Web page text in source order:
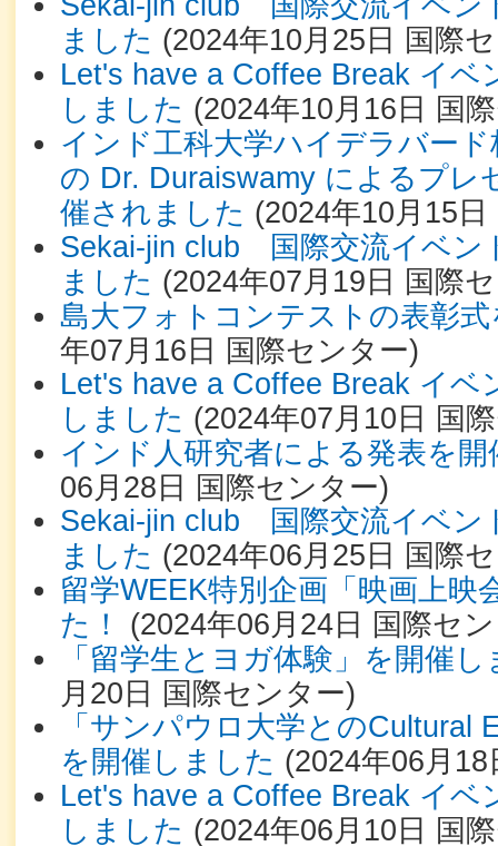
ました (2024年10月25日 国際
Let's have a Coffee Break イベ
しました (2024年10月16日 国
インド工科大学ハイデラバー
の Dr. Duraiswamy によるプレ
催されました (2024年10月15日
Sekai-jin club 国際交流イベン
ました (2024年07月19日 国際
島大フォトコンテストの表彰
年07月16日 国際センター)
Let's have a Coffee Break イベ
しました (2024年07月10日 国
インド人研究者による発表を
06月28日 国際センター)
Sekai-jin club 国際交流イベン
ました (2024年06月25日 国際
留学WEEK特別企画「映画上映
た！
(2024年06月24日 国際セ
「留学生とヨガ体験」を開催
月20日 国際センター)
「サンパウロ大学とのCultural
を開催しました (2024年06月18
Let's have a Coffee Break イベ
しました (2024年06月10日 国